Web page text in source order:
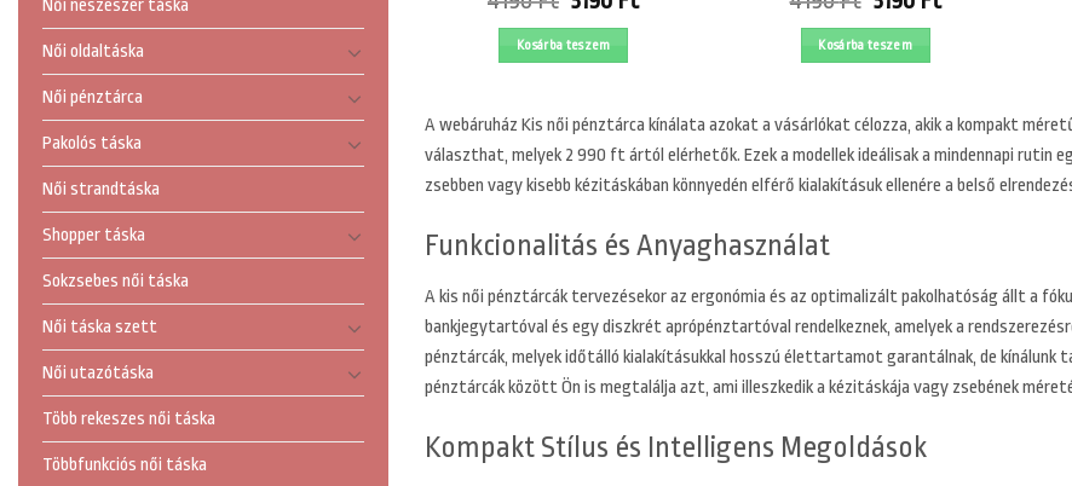
Női neszeszer táska
Női oldaltáska
Női pénztárca
Pakolós táska
Női strandtáska
Shopper táska
Sokzsebes női táska
Női táska szett
Női utazótáska
Több rekeszes női táska
Többfunkciós női táska
price
was:
Kosárba teszem
price
was:
Kosárba teszem
Awebáruház Kis női pénztárca kínálata azokat a vásárlókat célozza, akik a kompakt
választhat, melyek 2 990 ft ártól elérhetők. Ezek a modellek ideálisak a mindennapi rutin
zsebben vagy kisebb kézitáskában könnyedén elférő kialakításuk ellenére a belső
Funkcionalitás és Anyaghasználat
A kis női pénztárcák tervezésekor az ergonómia és az optimalizált pakolhatóság állt a
bankjegytartóval és egy diszkrét aprópénztartóval rendelkeznek, amelyek a
pénztárcák, melyek időtálló kialakításukkal hosszú élettartamot garantálnak, de
pénztárcák között Ön is megtalálja azt, ami illeszkedik a kézitáskája vagy zsebének
Kompakt Stílus és Intelligens Megoldások